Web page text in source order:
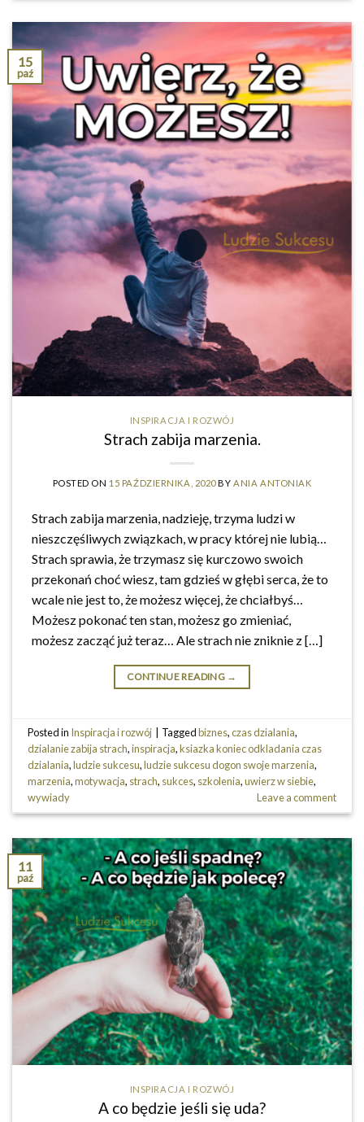
15
paź
INSPIRACJA I ROZWÓJ
Strach zabija marzenia.
POSTED ON 15 PAŹDZIERNIKA, 2020BYANIA ANTONIAK
Strach zabija marzenia, nadzieję, trzyma ludzi w
nieszczęśliwych związkach, w pracy której nie lubią…
Strach sprawia, że trzymasz się kurczowo swoich
przekonań choć wiesz, tam gdzieś w głębi serca, że to
wcale nie jest to, że możesz więcej, że chciałbyś…
Możesz pokonać ten stan, możesz go zmieniać,
możesz zacząć już teraz… Ale strach nie zniknie z […]
CONTINUE READING →
Posted in Inspiracja i rozwój Taggedbiznes,czas dzialania,
dzialanie zabija strach,inspiracja,ksiazka koniec odkladania czas
dzialania,ludzie sukcesu,ludzie sukcesu dogon swoje marzenia,
marzenia,motywacja, strach, sukces, szkolenia,uwierz w siebie,
wywiady
Leave a comment
11
paź
INSPIRACJA I ROZWÓJ
A co będzie jeśli się uda?